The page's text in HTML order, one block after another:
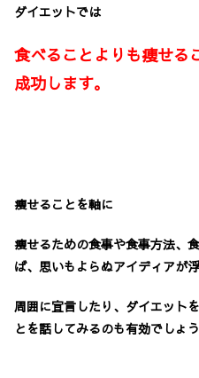
ダイエットでは
食べることよりも痩せる
成功します。
痩せることを軸に
痩せるための食事や食事方法、
ば、思いもよらぬアイディアが
周囲に宣言したり、ダイエット
とを話してみるのも有効でしょう